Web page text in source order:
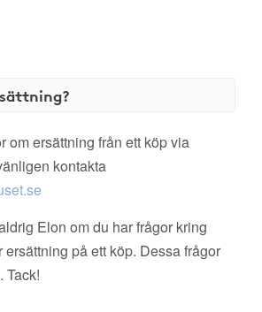
om ersättning från ett köp via
kontakta
Elon om du har frågor kring
ersättning på ett köp. Dessa frågor
Tack!